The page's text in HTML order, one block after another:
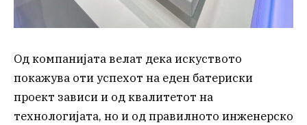
Од компанијата велат дека искуството
покажува оти успехот на еден батериски
проект зависи и од квалитетот на
технологијата, но и од правилното инженерско